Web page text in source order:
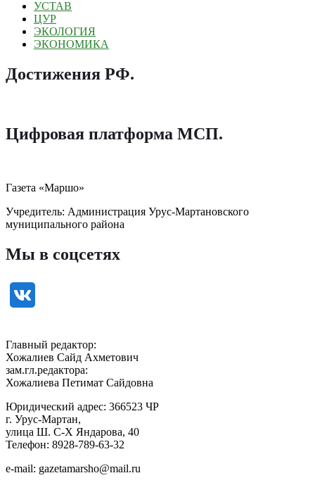
УСТАВ
ЦУР
ЭКОЛОГИЯ
ЭКОНОМИКА
Достижения РФ.
Цифровая платформа МСП.
Газета «Маршо»
Учредитель: Администрация Урус-Мартановского
муниципального района
Мы в соцсетях
Главный редактор:
Хожалиев Сайд Ахметович
зам.гл.редактора:
Хожалиева Петимат Сайдовна
Юридический адрес: 366523 ЧР
г. Урус-Мартан,
улица Ш. С-Х Яндарова, 40
Телефон: 8928-789-63-32
e-mail: gazetamarsho@mail.ru